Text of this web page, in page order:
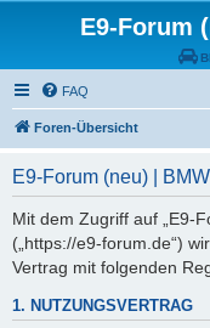
E9-Forum
FAQ
Foren-Übersicht
E9-Forum (neu) |
Mit dem Zugriff auf „E9-
(„https://e9-forum.de“)
Vertrag mit folgenden
1. NUTZUNGSVERTRAG